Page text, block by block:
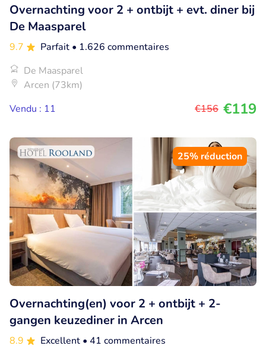
Overnachting voor 2 + ontbijt + evt. diner bij
De Maasparel
9.7 Parfait • 1.626 commentaires
De Maasparel
Arcen (73km)
Vendu : 11
€156 €119
25% réduction
Overnachting(en) voor 2 + ontbijt + 2-
gangen keuzediner in Arcen
8.9 Excellent • 41 commentaires